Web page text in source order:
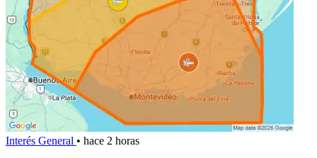
Interés General • hace 2 horas